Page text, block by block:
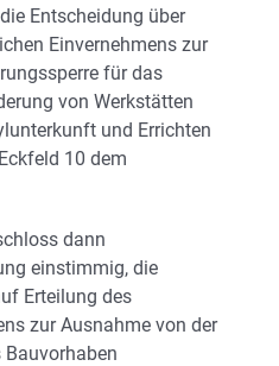
Entscheidung über
Einvernehmens zur
für das
von Werkstätten
und Errichten
10 dem
dann
einstimmig, die
Erteilung des
zur Ausnahme von der